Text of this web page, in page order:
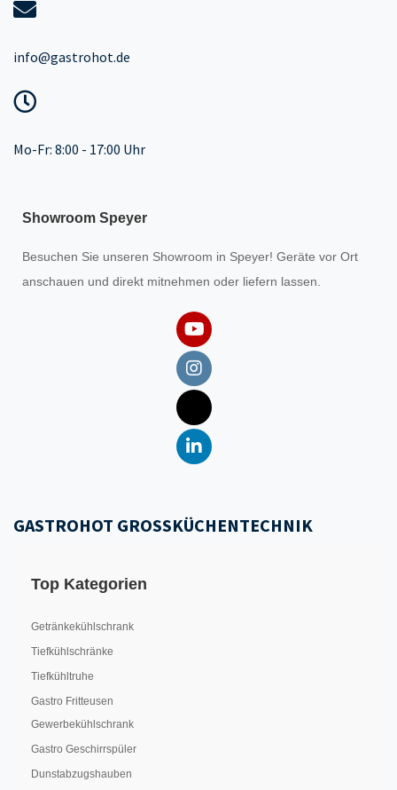
info@gastrohot.de
Mo-Fr: 8:00 - 17:00 Uhr
Showroom Speyer
Besuchen Sie unseren Showroom in Speyer! Geräte vor Ort
anschauen und direkt mitnehmen oder liefern lassen.
GASTROHOT GROSSKÜCHENTECHNIK
Top Kategorien
Getränkekühlschrank
Tiefkühlschränke
Tiefkühltruhe
Gastro Fritteusen
Gewerbekühlschrank
Gastro Geschirrspüler
Dunstabzugshauben